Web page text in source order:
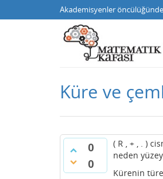
Akademisyenler
Küre ve
0
0
( R , + , . )
neden yüzey
Kürenin